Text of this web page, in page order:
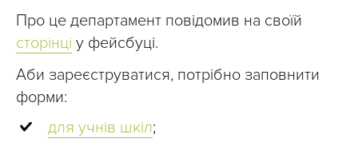
Про це департамент повідомив на своїй
сторінці у фейсбуці.
Аби зареєструватися, потрібно заповнити
форми:
для учнів шкіл;